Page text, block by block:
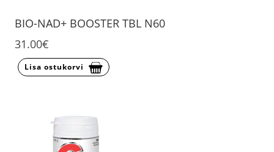
BIO-NAD+ BOOSTER TBL N60
31.00€
Lisa ostukorvi